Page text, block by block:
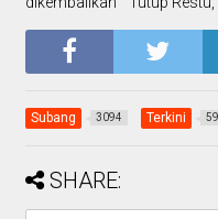
Subang 3094 Terkini
SHARE: